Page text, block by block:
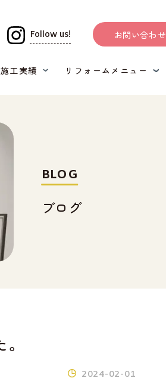
Follow us! お問い合わせ
施工実績 リフォームメニュー
BLOG
ブログ
2024-02-01